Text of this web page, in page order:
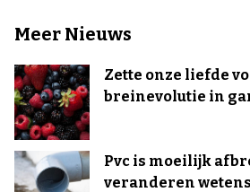
Meer Nieuws
Zette onze liefde
breinevolutie in
Pvc is moeilijk
veranderen